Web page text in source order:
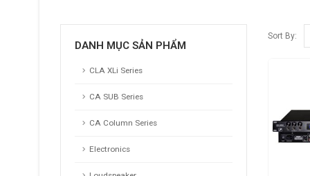
Sort By:
DANH MỤC SẢN PHẨM
CLA XLi Series
CA SUB Series
CA Column Series
Electronics